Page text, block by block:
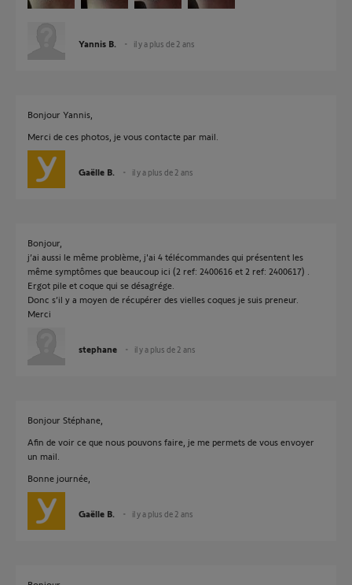
Yannis B. il y a plus de 2 ans
Bonjour Yannis,
Merci de ces photos, je vous contacte par mail.
Gaëlle B. il y a plus de 2 ans
Bonjour,
j’ai aussi le même problème, j'ai 4 télécommandes qui présentent les
même symptômes que beaucoup ici (2 ref: 2400616 et 2 ref: 2400617) .
Ergot pile et coque qui se désagrége.
Donc s’il y a moyen de récupérer des vielles coques je suis preneur.
Merci
stephane il y a plus de 2 ans
Bonjour Stéphane,
Afin de voir ce que nous pouvons faire, je me permets de vous envoyer
un mail.
Bonne journée,
Gaëlle B. il y a plus de 2 ans